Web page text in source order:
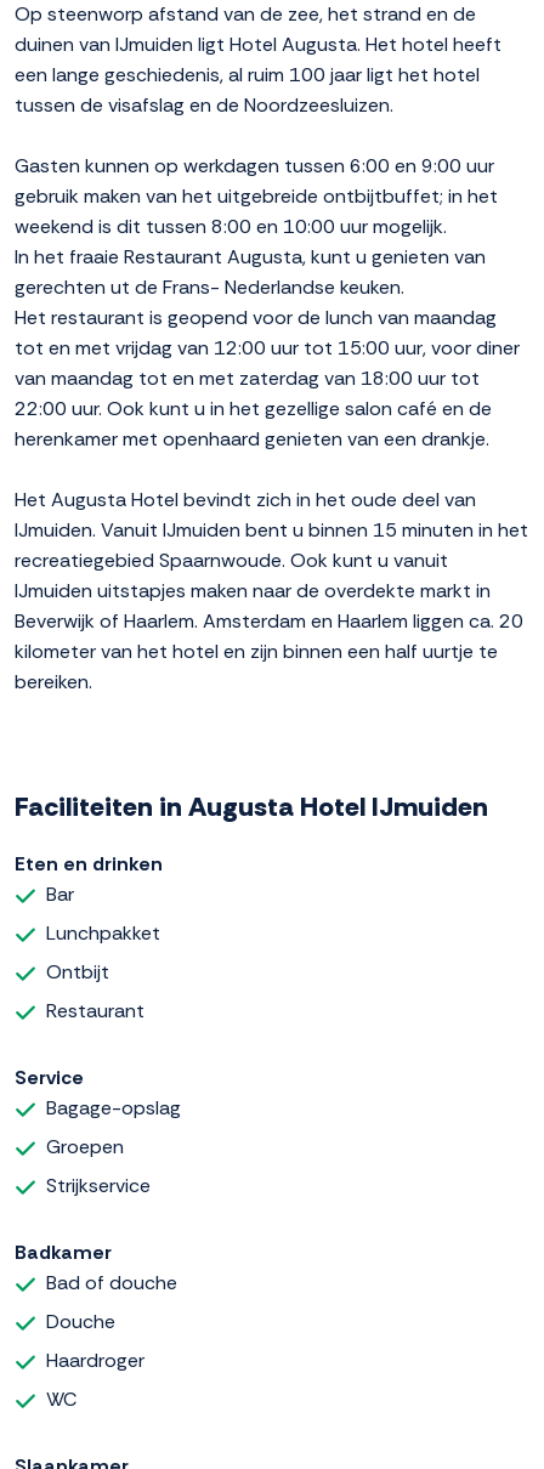
Op steenworp afstand van de zee, het strand en de
duinen van IJmuiden ligt Hotel Augusta. Het hotel heeft
een lange geschiedenis, al ruim 100 jaar ligt het hotel
tussen de visafslag en de Noordzeesluizen.
Gasten kunnen op werkdagen tussen 6:00 en 9:00 uur
gebruik maken van het uitgebreide ontbijtbuffet; in het
weekend is dit tussen 8:00 en 10:00 uur mogelijk.
In het fraaie Restaurant Augusta, kunt u genieten van
gerechten ut de Frans- Nederlandse keuken.
Het restaurant is geopend voor de lunch van maandag
tot en met vrijdag van 12:00 uur tot 15:00 uur, voor diner
van maandag tot en met zaterdag van 18:00 uur tot
22:00 uur. Ook kunt u in het gezellige salon café en de
herenkamer met openhaard genieten van een drankje.
Het Augusta Hotel bevindt zich in het oude deel van
IJmuiden. Vanuit IJmuiden bent u binnen 15 minuten in het
recreatiegebied Spaarnwoude. Ook kunt u vanuit
IJmuiden uitstapjes maken naar de overdekte markt in
Beverwijk of Haarlem. Amsterdam en Haarlem liggen ca. 20
kilometer van het hotel en zijn binnen een half uurtje te
bereiken.
Faciliteiten in Augusta Hotel IJmuiden
Eten en drinken
Bar
Lunchpakket
Ontbijt
Restaurant
Service
Bagage-opslag
Groepen
Strijkservice
Badkamer
Bad of douche
Douche
Haardroger
WC